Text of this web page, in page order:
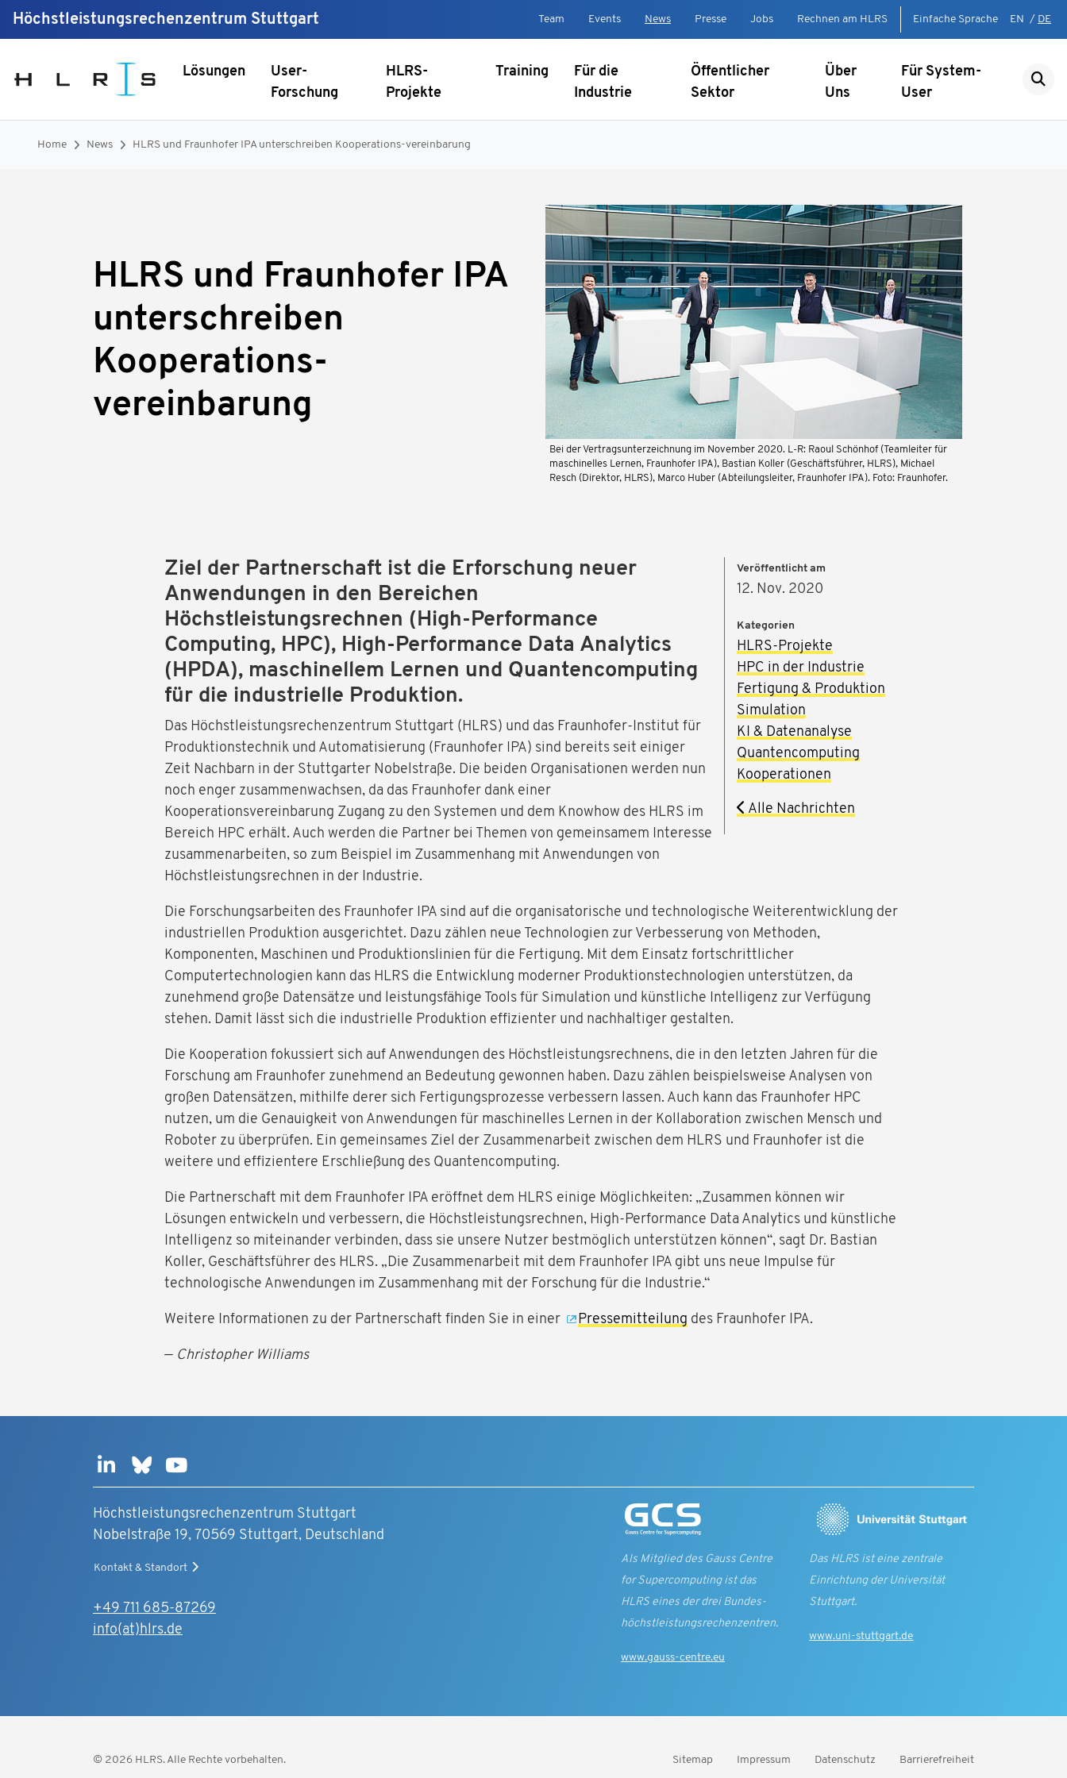
Höchstleistungsrechenzentrum Stuttgart Team Events News Presse Jobs Rechnen am HLRS Einfache Sprache EN / DE
Lösungen
User-
Forschung
HLRS-
Projekte
Training
Für die
Industrie
Öffentlicher
Sektor
Über
Uns
Für System-
User
Home News HLRS und Fraunhofer IPA unterschreiben Kooperations-vereinbarung
HLRS und Fraunhofer IPA
unterschreiben
Kooperations-
vereinbarung
Bei der Vertragsunterzeichnung im November 2020. L-R: Raoul Schönhof (Teamleiter für
maschinelles Lernen, Fraunhofer IPA), Bastian Koller (Geschäftsführer, HLRS), Michael
Resch (Direktor, HLRS), Marco Huber (Abteilungsleiter, Fraunhofer IPA). Foto: Fraunhofer.
Ziel der Partnerschaft ist die Erforschung neuer
Anwendungen in den Bereichen
Höchstleistungsrechnen (High-Performance
Computing, HPC), High-Performance Data Analytics
(HPDA), maschinellem Lernen und Quantencomputing
für die industrielle Produktion.
Das Höchstleistungsrechenzentrum Stuttgart (HLRS) und das Fraunhofer-Institut für
Produktionstechnik und Automatisierung (Fraunhofer IPA) sind bereits seit einiger
Zeit Nachbarn in der Stuttgarter Nobelstraße. Die beiden Organisationen werden nun
noch enger zusammenwachsen, da das Fraunhofer dank einer
Kooperationsvereinbarung Zugang zu den Systemen und dem Knowhow des HLRS im
Bereich HPC erhält. Auch werden die Partner bei Themen von gemeinsamem Interesse
zusammenarbeiten, so zum Beispiel im Zusammenhang mit Anwendungen von
Höchstleistungsrechnen in der Industrie.
Veröffentlicht am
12. Nov. 2020
Kategorien
HLRS-Projekte
HPC in der Industrie
Fertigung & Produktion
Simulation
KI & Datenanalyse
Quantencomputing
Kooperationen
Alle Nachrichten
Die Forschungsarbeiten des Fraunhofer IPA sind auf die organisatorische und technologische Weiterentwicklung der
industriellen Produktion ausgerichtet. Dazu zählen neue Technologien zur Verbesserung von Methoden,
Komponenten, Maschinen und Produktionslinien für die Fertigung. Mit dem Einsatz fortschrittlicher
Computertechnologien kann das HLRS die Entwicklung moderner Produktionstechnologien unterstützen, da
zunehmend große Datensätze und leistungsfähige Tools für Simulation und künstliche Intelligenz zur Verfügung
stehen. Damit lässt sich die industrielle Produktion effizienter und nachhaltiger gestalten.
Die Kooperation fokussiert sich auf Anwendungen des Höchstleistungsrechnens, die in den letzten Jahren für die
Forschung am Fraunhofer zunehmend an Bedeutung gewonnen haben. Dazu zählen beispielsweise Analysen von
großen Datensätzen, mithilfe derer sich Fertigungsprozesse verbessern lassen. Auch kann das Fraunhofer HPC
nutzen, um die Genauigkeit von Anwendungen für maschinelles Lernen in der Kollaboration zwischen Mensch und
Roboter zu überprüfen. Ein gemeinsames Ziel der Zusammenarbeit zwischen dem HLRS und Fraunhofer ist die
weitere und effizientere Erschließung des Quantencomputing.
Die Partnerschaft mit dem Fraunhofer IPA eröffnet dem HLRS einige Möglichkeiten: „Zusammen können wir
Lösungen entwickeln und verbessern, die Höchstleistungsrechnen, High-Performance Data Analytics und künstliche
Intelligenz so miteinander verbinden, dass sie unsere Nutzer bestmöglich unterstützen können“, sagt Dr. Bastian
Koller, Geschäftsführer des HLRS. „Die Zusammenarbeit mit dem Fraunhofer IPA gibt uns neue Impulse für
technologische Anwendungen im Zusammenhang mit der Forschung für die Industrie.“
Weitere Informationen zu der Partnerschaft finden Sie in einer Pressemitteilung des Fraunhofer IPA.
— Christopher Williams
Höchstleistungsrechenzentrum Stuttgart
Nobelstraße 19, 70569 Stuttgart, Deutschland
Kontakt & Standort
+49 711 685-87269
info(at)hlrs.de
Als Mitglied des Gauss Centre
for Supercomputing ist das
HLRS eines der drei Bundes­
höchst­leistungs­rechen­zentren.
www.gauss-centre.eu
Das HLRS ist eine zentrale
Einrichtung der Universität
Stuttgart.
www.uni-stuttgart.de
© 2026 HLRS. Alle Rechte vorbehalten. Sitemap Impressum Datenschutz Barrierefreiheit